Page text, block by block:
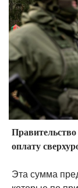
оплату
Эта сумма